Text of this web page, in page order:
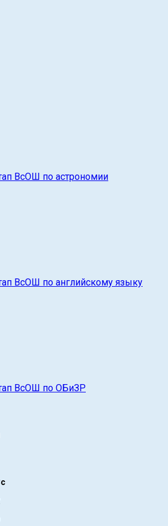
ВсОШ по астрономии
ВсОШ по английскому языку
ВсОШ по ОБиЗР